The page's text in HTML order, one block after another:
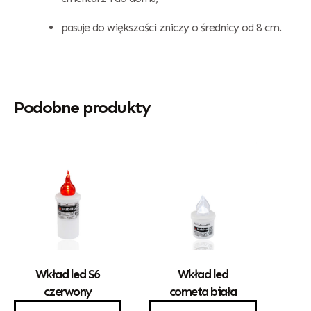
pasuje do większości zniczy o średnicy od 8 cm.
Podobne produkty
Wkład led S6
czerwony
Wkład led
cometa biała